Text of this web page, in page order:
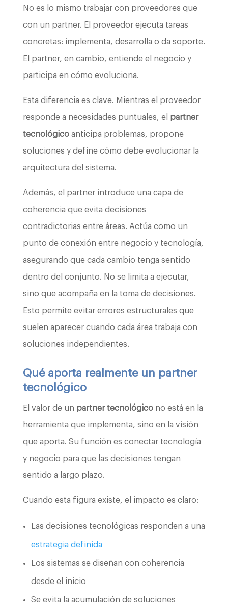
No es lo mismo trabajar con proveedores que
con un partner. El proveedor ejecuta tareas
concretas: implementa, desarrolla o da soporte.
El partner, en cambio, entiende el negocio y
participa en cómo evoluciona.
Esta diferencia es clave. Mientras el proveedor
responde a necesidades puntuales, el partner
tecnológicoanticipa problemas, propone
soluciones y define cómo debe evolucionar la
arquitectura del sistema.
Además, el partner introduce una capa de
coherencia que evita decisiones
contradictorias entre áreas. Actúa como un
punto de conexión entre negocio y tecnología,
asegurando que cada cambio tenga sentido
dentro del conjunto. No se limita a ejecutar,
sino que acompaña en la toma de decisiones.
Esto permite evitar errores estructurales que
suelen aparecer cuando cada área trabaja con
soluciones independientes.
Qué aporta realmente un partner
tecnológico
El valor de un partner tecnológicono está en la
herramienta que implementa, sino en la visión
que aporta. Su función es conectar tecnología
y negocio para que las decisiones tengan
sentido a largo plazo.
Cuando esta figura existe, el impacto es claro:
Las decisiones tecnológicas responden a una
estrategia definida
Los sistemas se diseñan con coherencia
desde el inicio
Se evita la acumulación de soluciones